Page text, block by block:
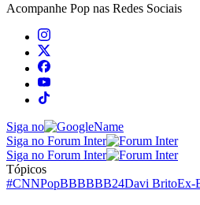
Acompanhe Pop nas Redes Sociais
Siga no
Siga no Forum Inter
Siga no Forum Inter
Tópicos
#CNNPopBBBBBB24Davi BritoEx-